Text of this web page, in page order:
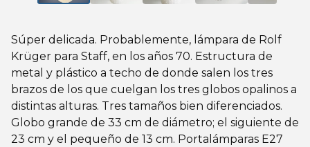
Súper delicada. Probablemente, lámpara de Rolf
Krüger para Staff, en los años 70. Estructura de
metal y plástico a techo de donde salen los tres
brazos de los que cuelgan los tres globos opalinos a
distintas alturas. Tres tamaños bien diferenciados.
Globo grande de 33 cm de diámetro; el siguiente de
23 cm y el pequeño de 13 cm. Portalámparas E27